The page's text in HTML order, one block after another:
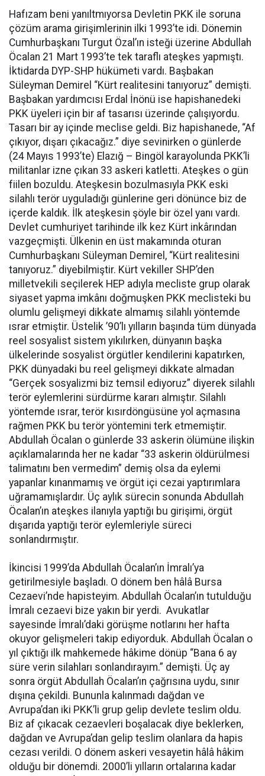
Hafızam beni yanıltmıyorsa Devletin PKK ile soruna
çözüm arama girişimlerinin ilki 1993’te idi. Dönemin
Cumhurbaşkanı Turgut Özal’ın isteği üzerine Abdullah
Öcalan 21 Mart 1993’te tek taraflı ateşkes yapmıştı.
İktidarda DYP-SHP hükümeti vardı. Başbakan
Süleyman Demirel “Kürt realitesini tanıyoruz” demişti.
Başbakan yardımcısı Erdal İnönü ise hapishanedeki
PKK üyeleri için bir af tasarısı üzerinde çalışıyordu.
Tasarı bir ay içinde meclise geldi. Biz hapishanede, “Af
çıkıyor, dışarı çıkacağız.” diye sevinirken o günlerde
(24 Mayıs 1993’te) Elazığ – Bingöl karayolunda PKK’li
militanlar izne çıkan 33 askeri katletti. Ateşkes o gün
fiilen bozuldu. Ateşkesin bozulmasıyla PKK eski
silahlı terör uyguladığı günlerine geri dönünce biz de
içerde kaldık. İlk ateşkesin şöyle bir özel yanı vardı.
Devlet cumhuriyet tarihinde ilk kez Kürt inkârından
vazgeçmişti. Ülkenin en üst makamında oturan
Cumhurbaşkanı Süleyman Demirel, “Kürt realitesini
tanıyoruz.” diyebilmiştir. Kürt vekiller SHP’den
milletvekili seçilerek HEP adıyla mecliste grup olarak
siyaset yapma imkânı doğmuşken PKK meclisteki bu
olumlu gelişmeyi dikkate almamış silahlı yöntemde
ısrar etmiştir. Üstelik ’90’lı yılların başında tüm dünyada
reel sosyalist sistem yıkılırken, dünyanın başka
ülkelerinde sosyalist örgütler kendilerini kapatırken,
PKK dünyadaki bu reel gelişmeyi dikkate almadan
“Gerçek sosyalizmi biz temsil ediyoruz” diyerek silahlı
terör eylemlerini sürdürme kararı almıştır. Silahlı
yöntemde ısrar, terör kısırdöngüsüne yol açmasına
rağmen PKK bu terör yöntemini terk etmemiştir.
Abdullah Öcalan o günlerde 33 askerin ölümüne ilişkin
açıklamalarında her ne kadar “33 askerin öldürülmesi
talimatını ben vermedim” demiş olsa da eylemi
yapanlar kınanmamış ve örgüt içi cezai yaptırımlara
uğramamışlardır. Üç aylık sürecin sonunda Abdullah
Öcalan’ın ateşkes ilanıyla yaptığı bu girişimi, örgüt
dışarıda yaptığı terör eylemleriyle süreci
sonlandırmıştır.
İkincisi 1999’da Abdullah Öcalan’ın İmralı’ya
getirilmesiyle başladı. O dönem ben hâlâ Bursa
Cezaevi’nde hapisteyim. Abdullah Öcalan’ın tutulduğu
İmralı cezaevi bize yakın bir yerdi. Avukatlar
sayesinde İmralı’daki görüşme notlarını her hafta
okuyor gelişmeleri takip ediyorduk. Abdullah Öcalan o
yıl çıktığı ilk mahkemede hâkime dönüp “Bana 6 ay
süre verin silahları sonlandırayım.” demişti. Üç ay
sonra örgüt Abdullah Öcalan’ın çağrısına uydu, sınır
dışına çekildi. Bununla kalınmadı dağdan ve
Avrupa’dan iki PKK’li grup gelip devlete teslim oldu.
Biz af çıkacak cezaevleri boşalacak diye beklerken,
dağdan ve Avrupa’dan gelip teslim olanlara da hapis
cezası verildi. O dönem askeri vesayetin hâlâ hâkim
olduğu bir dönemdi. 2000’li yılların ortalarına kadar